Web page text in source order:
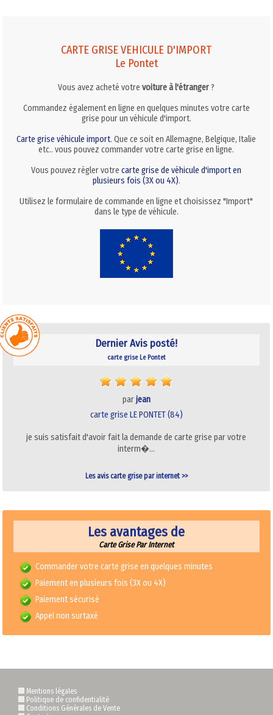
CARTE GRISE VEHICULE D'IMPORT
Le Pontet
Vous avez acheté votrevoiture à l'étranger?
Commandez également en ligne en quelques minutes votre carte
grise pour un véhicule d'import.
Carte grise véhicule import. Que ce soit en Allemagne, Belgique, Italie
etc.. vous pouvez commander votre carte grise en ligne.
Vous pouvez régler votrecarte grise de véhicule d'import en
plusieurs fois (3X ou 4X).
Utilisez le formulaire de commande en ligne et choisissez "Import"
dans le type de véhicule.
Dernier Avis posté!
carte grise Le Pontet
parjean
carte grise LE PONTET (84)
je suis satisfait d'avoir fait la demande de carte grise par votre
interm�…
Les avis carte grise par internet >>
Les avantages de
Carte Grise Par Internet
Commander votre carte grise en quelques minutes
Paiement en plusieurs fois (3X ou 4X)
Paiement sécurisé
Appel non surtaxé
Mentions légales
Politique de confidentialité
Conditions Générales de Vente